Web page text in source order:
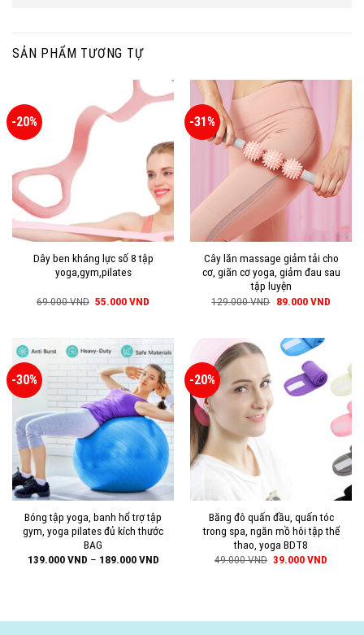
SẢN PHẨM TƯƠNG TỰ
-20%
Dây ben kháng lực số 8 tập
yoga,gym,pilates
69.000VND 55.000VND
-31%
Cây lăn massage giảm tải cho
cơ, giãn cơ yoga, giảm đau sau
tập luyện
129.000VND 89.000VND
-30%
Bóng tập yoga, banh hổ trợ tập
gym, yoga pilates đủ kích thước
BAG
139.000VND – 189.000VND
-20%
Băng đô quấn đầu, quấn tóc
trong spa, ngăn mồ hôi tập thể
thao, yoga BDT8
49.000VND 39.000VND